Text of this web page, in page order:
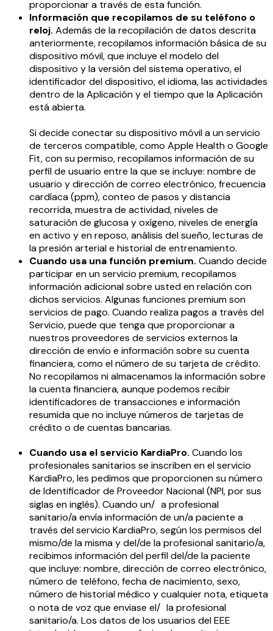
proporcionar a través de esta función.
Información que recopilamos de su teléfono o
reloj. Además de la recopilación de datos descrita
anteriormente, recopilamos información básica de su
dispositivo móvil, que incluye el modelo del
dispositivo y la versión del sistema operativo, el
identificador del dispositivo, el idioma, las actividades
dentro de la Aplicación y el tiempo que la Aplicación
está abierta.
Si decide conectar su dispositivo móvil a un servicio
de terceros compatible, como Apple Health o Google
Fit, con su permiso, recopilamos información de su
perfil de usuario entre la que se incluye: nombre de
usuario y dirección de correo electrónico, frecuencia
cardíaca (ppm), conteo de pasos y distancia
recorrida, muestra de actividad, niveles de
saturación de glucosa y oxígeno, niveles de energía
en activo y en reposo, análisis del sueño, lecturas de
la presión arterial e historial de entrenamiento.
Cuando usa una función premium. Cuando decide
participar en un servicio premium, recopilamos
información adicional sobre usted en relación con
dichos servicios. Algunas funciones premium son
servicios de pago. Cuando realiza pagos a través del
Servicio, puede que tenga que proporcionar a
nuestros proveedores de servicios externos la
dirección de envío e información sobre su cuenta
financiera, como el número de su tarjeta de crédito.
No recopilamos ni almacenamos la información sobre
la cuenta financiera, aunque podemos recibir
identificadores de transacciones e información
resumida que no incluye números de tarjetas de
crédito o de cuentas bancarias.
Cuando usa el servicio KardiaPro. Cuando los
profesionales sanitarios se inscriben en el servicio
KardiaPro, les pedimos que proporcionen su número
de Identificador de Proveedor Nacional (NPI, por sus
siglas en inglés). Cuando un/ a profesional
sanitario/a envía información de un/a paciente a
través del servicio KardiaPro, según los permisos del
mismo/de la misma y del/de la profesional sanitario/a,
recibimos información del perfil del/de la paciente
que incluye: nombre, dirección de correo electrónico,
número de teléfono, fecha de nacimiento, sexo,
número de historial médico y cualquier nota, etiqueta
o nota de voz que enviase el/ la profesional
sanitario/a. Los datos de los usuarios del EEE